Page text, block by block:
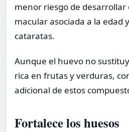
menor riesgo de
macular asociada a la edad
cataratas.
Aunque el huevo no
rica en frutas y verduras,
adicional de estos
Fortalece los huesos